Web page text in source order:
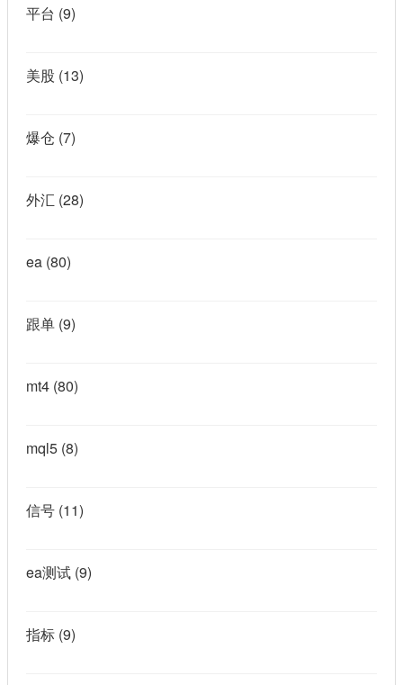
平台 (9)
美股 (13)
爆仓 (7)
外汇 (28)
ea (80)
跟单 (9)
mt4 (80)
mql5 (8)
信号 (11)
ea测试 (9)
指标 (9)